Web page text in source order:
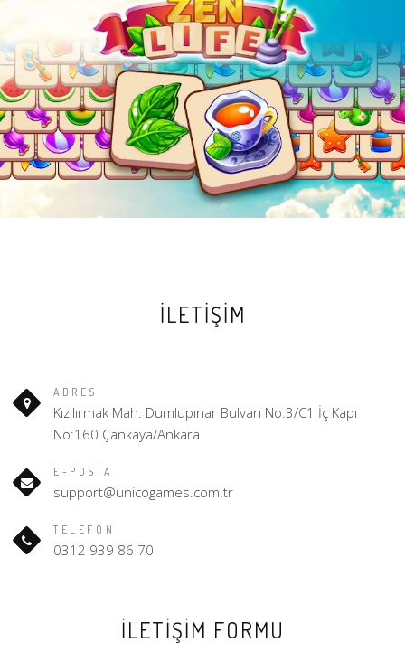
İLETİŞİM
ADRES
Kızılırmak Mah. Dumlupınar Bulvarı No:3/C1 İç Kapı
No:160 Çankaya/Ankara
E-POSTA
support@unicogames.com.tr
TELEFON
0312 939 86 70
İLETİŞİM FORMU